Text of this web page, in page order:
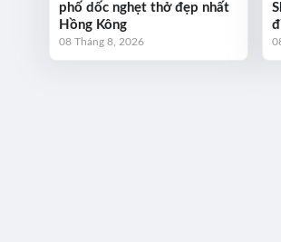
phố dốc nghẹt thở đẹp nhất
Hồng Kông
08 Tháng 8, 2026